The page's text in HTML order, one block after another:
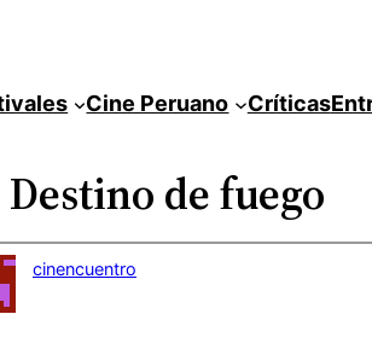
Cine Peruano Críticas
de fuego
cinencuentro